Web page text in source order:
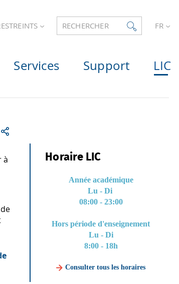
RECHERCHER FR
Services Support LIC
à
Horaire LIC
Année académique
Lu - Di
08:00 - 23:00
Hors période d'enseignement
Lu - Di
8:00 - 18h
Consulter tous les horaires